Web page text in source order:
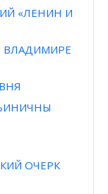
«ЛЕНИН И
ОЧЕРК